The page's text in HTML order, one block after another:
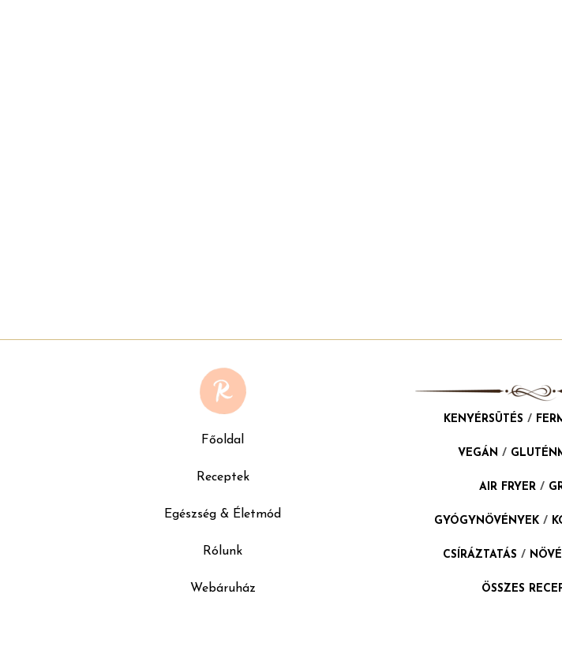
Főoldal
Receptek
Egészség & Életmód
Rólunk
Webáruház
KENYÉRSÜTÉS /
VEGÁN /
AIR FRYER /
GYÓGYNÖVÉNYEK /
CSÍRÁZTATÁS /
ÖSSZES